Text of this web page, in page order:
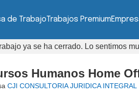
de TrabajoTrabajos Premium
ya se ha cerrado. Lo sentimos
Humanos Home
CJI CONSULTORIA JURIDICA INTEGRAL